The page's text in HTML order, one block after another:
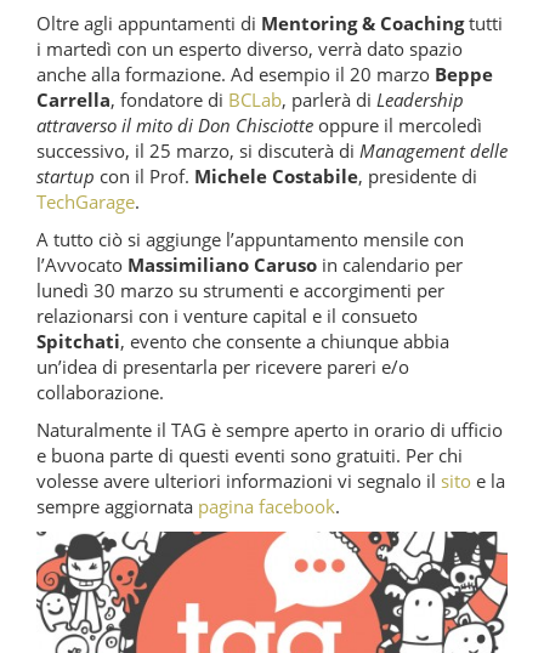
Oltre agli appuntamenti di Mentoring & Coachingtutti
i martedì con un esperto diverso, verrà dato spazio
anche alla formazione. Ad esempio il 20 marzo Beppe
Carrella, fondatore di BCLab, parlerà di Leadership
attraverso il mito di Don Chisciotte oppure il mercoledì
successivo, il 25 marzo, si discuterà di Management delle
startup con il Prof. Michele Costabile, presidente di
TechGarage.
A tutto ciò si aggiunge l’appuntamento mensile con
l’Avvocato Massimiliano Caruso in calendario per
lunedì 30 marzo su strumenti e accorgimenti per
relazionarsi con i venture capital e il consueto
Spitchati, evento che consente a chiunque abbia
un’idea di presentarla per ricevere pareri e/o
collaborazione.
Naturalmente il TAG è sempre aperto in orario di ufficio
e buona parte di questi eventi sono gratuiti. Per chi
volesse avere ulteriori informazioni vi segnalo il sito e la
sempre aggiornata pagina facebook.